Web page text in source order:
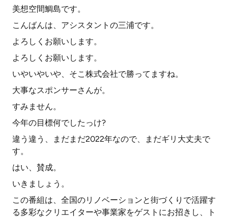
美想空間鯛島です。
こんばんは、アシスタントの三浦です。
よろしくお願いします。
よろしくお願いします。
いやいやいや、そこ株式会社で勝ってますね。
大事なスポンサーさんが。
すみません。
今年の目標何でしたっけ?
違う違う、まだまだ2022年なので、まだギリ大丈夫で
す。
はい、賛成。
いきましょう。
この番組は、全国のリノベーションと街づくりで活躍す
る多彩なクリエイターや事業家をゲストにお招きし、ト